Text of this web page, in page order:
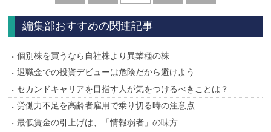
へ
へ
編集部おすすめの関連記事
個別株を買うなら自社株より異業種の株
退職金での投資デビューは危険だから避けよう
セカンドキャリアを目指す人が気をつけるべきことは？
労働力不足を高齢者雇用で乗り切る時の注意点
最低賃金の引上げは、「情報弱者」の味方